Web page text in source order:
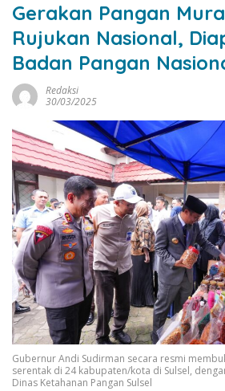
Gerakan Pangan
Rujukan Nasional,
Badan Pangan
Redaksi
30/03/2025
Gubernur Andi Sudirman secara resmi
serentak di 24 kabupaten/kota di Sulsel,
Dinas Ketahanan Pangan Sulsel